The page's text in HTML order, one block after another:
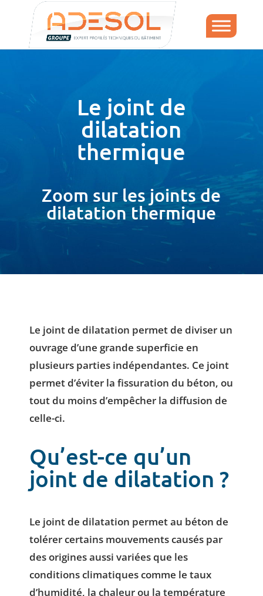
Le joint de
dilatation
thermique
Zoom sur les joints de
dilatation thermique
Le joint de dilatation permet de diviser un
ouvrage d’une grande superficie en
plusieurs parties indépendantes. Ce joint
permet d’éviter la fissuration du béton, ou
tout du moins d’empêcher la diffusion de
celle-ci.
Qu’est-ce qu’un
joint de dilatation ?
Le joint de dilatation permet au béton de
tolérer certains mouvements causés par
des origines aussi variées que les
conditions climatiques comme le taux
d’humidité, la chaleur ou la température